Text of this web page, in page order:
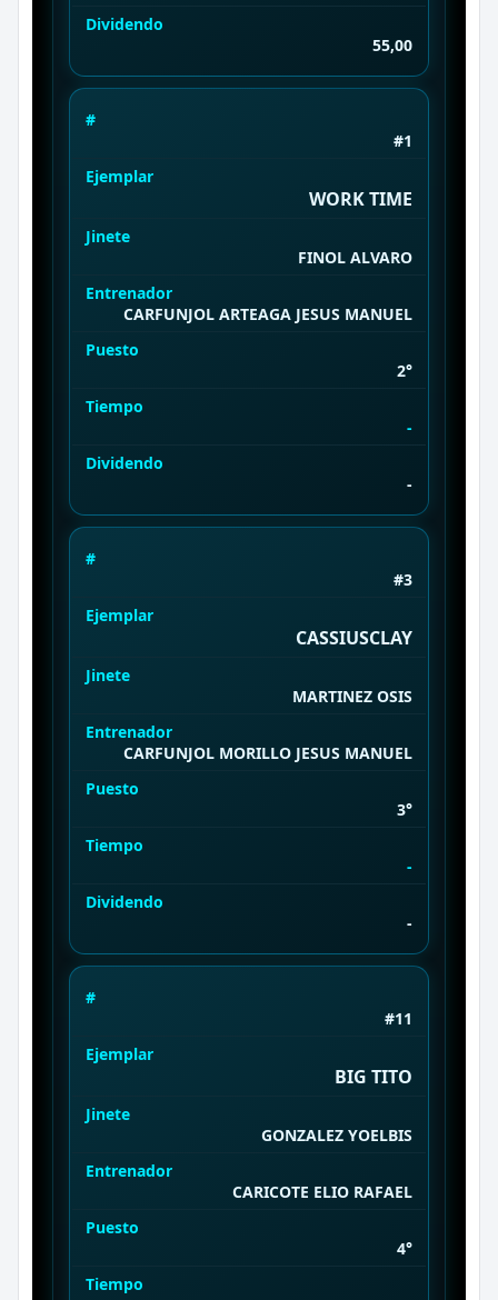
Dividendo
55,00
#
#1
Ejemplar
WORK TIME
Jinete
FINOL ALVARO
Entrenador
CARFUNJOL ARTEAGA JESUS MANUEL
Puesto
2°
Tiempo
-
Dividendo
-
#
#3
Ejemplar
CASSIUSCLAY
Jinete
MARTINEZ OSIS
Entrenador
CARFUNJOL MORILLO JESUS MANUEL
Puesto
3°
Tiempo
-
Dividendo
-
#
#11
Ejemplar
BIG TITO
Jinete
GONZALEZ YOELBIS
Entrenador
CARICOTE ELIO RAFAEL
Puesto
4°
Tiempo